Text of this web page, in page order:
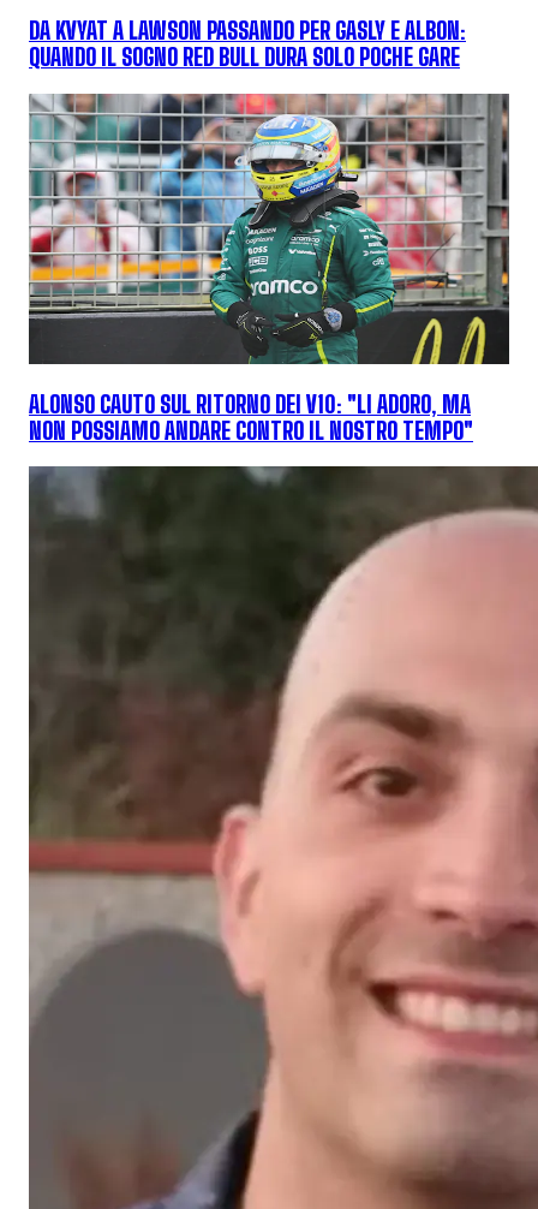
DA KVYAT A LAWSON PASSANDO PER GASLY E ALBON:
QUANDO IL SOGNO RED BULL DURA SOLO POCHE GARE
ALONSO CAUTO SUL RITORNO DEI V10: "LI ADORO, MA
NON POSSIAMO ANDARE CONTRO IL NOSTRO TEMPO"